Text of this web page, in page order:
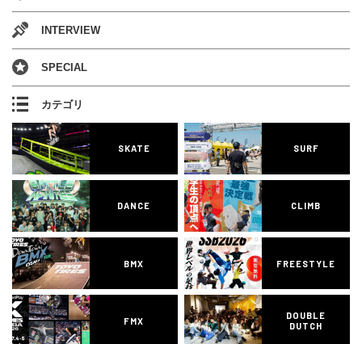
INTERVIEW
SPECIAL
カテゴリ
SKATE SURF
DANCE CLIMB
BMX FREESTYLE
FMX
DOUBLE
DUTCH